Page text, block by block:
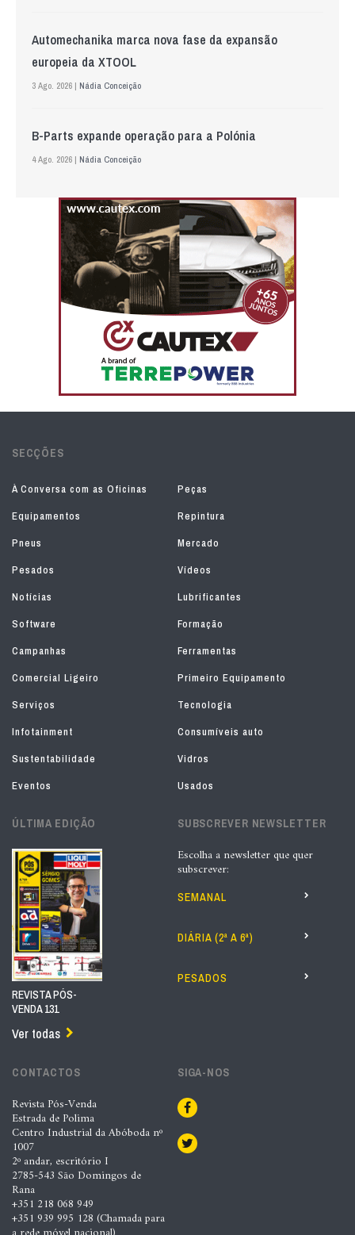
Automechanika marca nova fase da expansão
europeia da XTOOL
3 Ago. 2026 | Nádia Conceição
B-Parts expande operação para a Polónia
4 Ago. 2026 | Nádia Conceição
SECÇÕES
À Conversa com as Oficinas
Peças
Equipamentos
Repintura
Pneus
Mercado
Pesados
Vídeos
Notícias
Lubrificantes
Software
Formação
Campanhas
Ferramentas
Comercial Ligeiro
Primeiro Equipamento
Serviços
Tecnologia
Infotainment
Consumíveis auto
Sustentabilidade
Vidros
Eventos
Usados
ÚLTIMA EDIÇÃO
REVISTA PÓS-
VENDA 131
Ver todas
SUBSCREVER NEWSLETTER
Escolha a newsletter que quer
subscrever:
SEMANAL
DIÁRIA (2ª A 6ª)
PESADOS
CONTACTOS
Revista Pós-Venda
Estrada de Polima
Centro Industrial da Abóboda nº
1007
2º andar, escritório I
2785-543 São Domingos de
Rana
+351 218 068 949
+351 939 995 128 (Chamada para
SIGA-NOS